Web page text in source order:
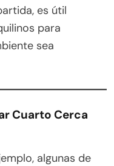
es útil
para
sea
Cuarto Cerca
algunas de